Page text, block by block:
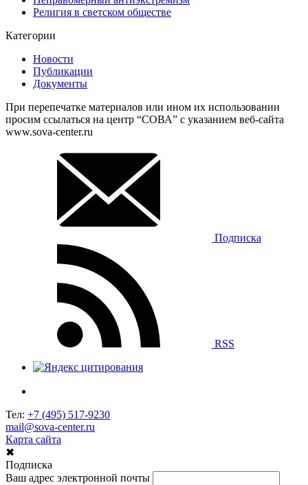
Религия в светском обществе
Категории
Новости
Публикации
Документы
При перепечатке материалов или ином их использовании
просим ссылаться на центр “СОВА” с указанием веб-сайта
www.sova-center.ru
Подписка
RSS
Тел: +7 (495) 517-9230
mail@sova-center.ru
Карта сайта
✖
Подписка
Ваш адрес электронной почты